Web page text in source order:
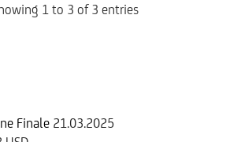
1 to 3 of 3 entries
Finale 21.03.2025